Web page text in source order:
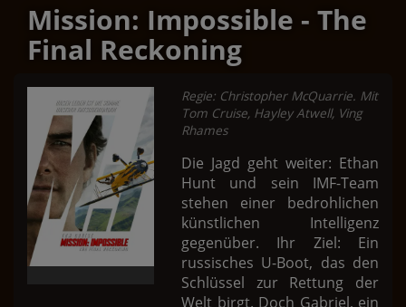
Mission: Impossible - The
Final Reckoning
Regie: Christopher McQuarrie. Mit
Tom Cruise, Hayley Atwell, Ving
Rhames
Die Jagd geht weiter: Ethan
Hunt und sein IMF-Team
stehen einer bedrohlichen
künstlichen Intelligenz
gegenüber. Ihr Ziel: Ein
russisches U-Boot, das den
Schlüssel zur Rettung der
Welt birgt. Doch Gabriel, ein